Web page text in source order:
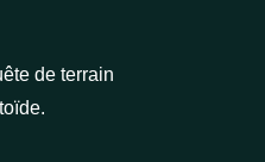
de terrain